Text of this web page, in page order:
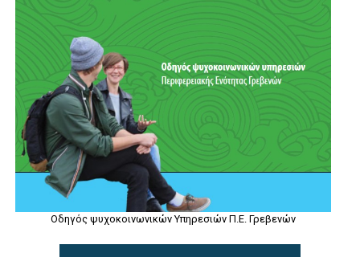
Οδηγός ψυχοκοινωνικών Υπηρεσιών Π.Ε. Γρεβενών